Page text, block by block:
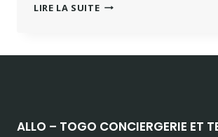
LIRE LA SUITE
ALLO – TOGO CONCIERGERIE ET